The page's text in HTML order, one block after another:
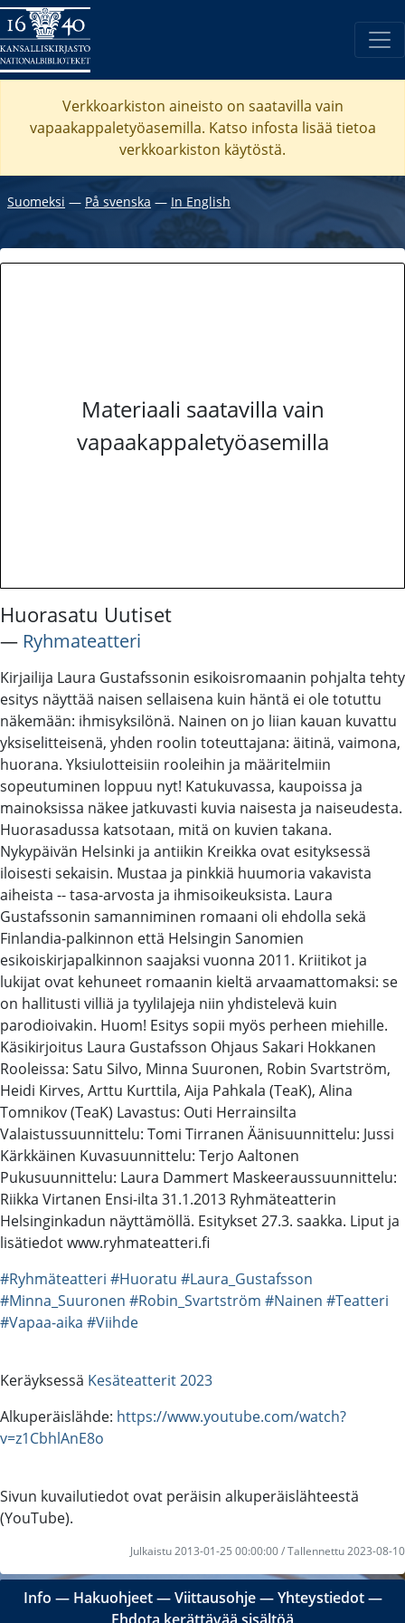
Verkkoarkiston aineisto on saatavilla vain
vapaakappaletyöasemilla. Katso infosta lisää tietoa
verkkoarkiston käytöstä.
Suomeksi ― På svenska ― In English
Materiaali saatavilla vain
vapaakappaletyöasemilla
Huorasatu Uutiset
― Ryhmateatteri
Kirjailija Laura Gustafssonin esikoisromaanin pohjalta tehty
esitys näyttää naisen sellaisena kuin häntä ei ole totuttu
näkemään: ihmisyksilönä. Nainen on jo liian kauan kuvattu
yksiselitteisenä, yhden roolin toteuttajana: äitinä, vaimona,
huorana. Yksiulotteisiin rooleihin ja määritelmiin
sopeutuminen loppuu nyt! Katukuvassa, kaupoissa ja
mainoksissa näkee jatkuvasti kuvia naisesta ja naiseudesta.
Huorasadussa katsotaan, mitä on kuvien takana.
Nykypäivän Helsinki ja antiikin Kreikka ovat esityksessä
iloisesti sekaisin. Mustaa ja pinkkiä huumoria vakavista
aiheista -- tasa-arvosta ja ihmisoikeuksista. Laura
Gustafssonin samanniminen romaani oli ehdolla sekä
Finlandia-palkinnon että Helsingin Sanomien
esikoiskirjapalkinnon saajaksi vuonna 2011. Kriitikot ja
lukijat ovat kehuneet romaanin kieltä arvaamattomaksi: se
on hallitusti villiä ja tyylilajeja niin yhdistelevä kuin
parodioivakin. Huom! Esitys sopii myös perheen miehille.
Käsikirjoitus Laura Gustafsson Ohjaus Sakari Hokkanen
Rooleissa: Satu Silvo, Minna Suuronen, Robin Svartström,
Heidi Kirves, Arttu Kurttila, Aija Pahkala (TeaK), Alina
Tomnikov (TeaK) Lavastus: Outi Herrainsilta
Valaistussuunnittelu: Tomi Tirranen Äänisuunnittelu: Jussi
Kärkkäinen Kuvasuunnittelu: Terjo Aaltonen
Pukusuunnittelu: Laura Dammert Maskeeraussuunnittelu:
Riikka Virtanen Ensi-ilta 31.1.2013 Ryhmäteatterin
Helsinginkadun näyttämöllä. Esitykset 27.3. saakka. Liput ja
lisätiedot www.ryhmateatteri.fi
#Ryhmäteatteri #Huoratu #Laura_Gustafsson
#Minna_Suuronen #Robin_Svartström #Nainen #Teatteri
#Vapaa-aika #Viihde
Keräyksessä Kesäteatterit 2023
Alkuperäislähde: https://www.youtube.com/watch?
v=z1CbhlAnE8o
Sivun kuvailutiedot ovat peräisin alkuperäislähteestä
(YouTube).
Julkaistu 2013-01-25 00:00:00 / Tallennettu 2023-08-10
Info ― Hakuohjeet―Viittausohje―Yhteystiedot―